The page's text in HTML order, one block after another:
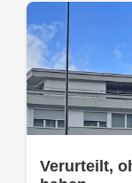
Verurteilt,